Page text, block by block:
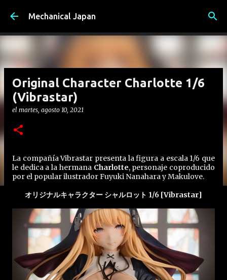
Ir al contenido principal
Mechanical Japan
Original Character Charlotte 1/6
(Vibrastar)
el martes, agosto 10, 2021
La compañía Vibrastar presenta la figura a escala 1/6 que
le dedica a la hermana Charlotte, personaje coproducido
por el popular ilustrador Fuyuki Nanahara y Makulove.
オリジナルキャラクター シャルロット 1/6 [Vibrastar]